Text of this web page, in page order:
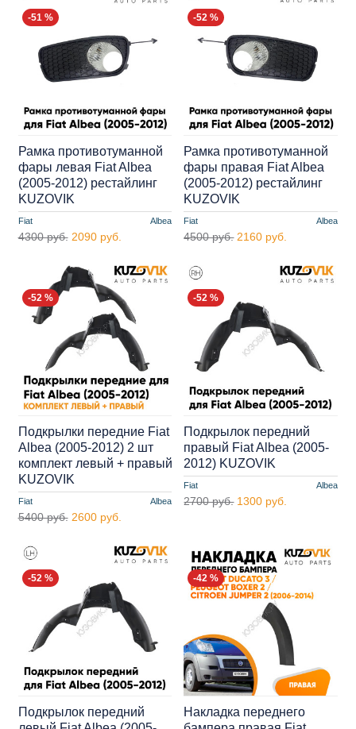
-51 %
Fiat Albea
Рамка противотуманной
фары левая Fiat Albea
(2005-2012) рестайлинг
KUZOVIK
4300 руб. 2090 руб.
-52 %
Fiat Albea
Рамка противотуманной
фары правая Fiat Albea
(2005-2012) рестайлинг
KUZOVIK
4500 руб. 2160 руб.
-52 %
Fiat Albea
Подкрылки передние Fiat
Albea (2005-2012) 2 шт
комплект левый + правый
KUZOVIK
5400 руб. 2600 руб.
-52 %
Fiat Albea
Подкрылок передний
правый Fiat Albea (2005-
2012) KUZOVIK
2700 руб. 1300 руб.
-52 %
Подкрылок передний
-42 %
Накладка переднего